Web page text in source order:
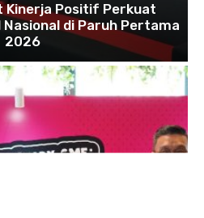
Positif Perkuat
di Paruh Pertama
2026